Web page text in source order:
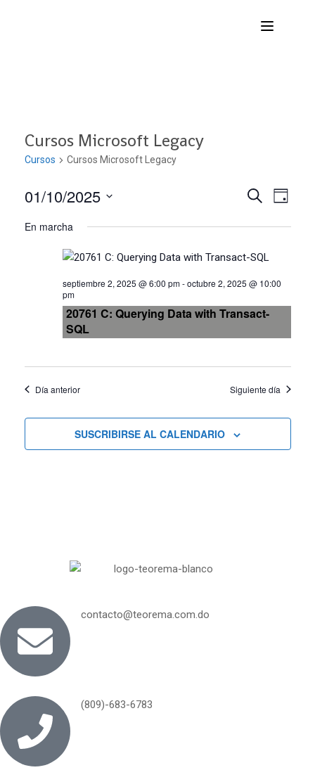
Cursos Microsoft Legacy
Cursos Cursos Microsoft Legacy
de
y
vistas
de
BUSCAR
de
DÍA
01/10/2025
fecha.
En marcha
septiembre 2, 2025 @ 6:00 pm-octubre 2, 2025 @ 10:00
pm
20761 C: Querying Data with Transact-
SQL
Día anterior Siguiente día
SUSCRIBIRSE AL CALENDARIO
contacto@teorema.com.do
(809)-683-6783